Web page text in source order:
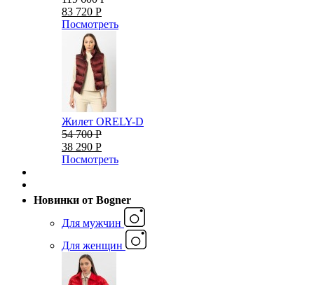
83 720 Р
Посмотреть
Жилет ORELY-D
54 700 Р
38 290 Р
Посмотреть
Новинки от Bogner
Для мужчин
Для женщин